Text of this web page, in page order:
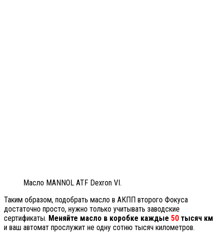
Масло MANNOL ATF Dexron VI.
Таким образом, подобрать масло в АКПП второго Фокуса
достаточно просто, нужно только учитывать заводские
сертификаты. Меняйте масло в коробке каждые 50 тысяч км
и ваш автомат прослужит не одну сотню тысяч километров.